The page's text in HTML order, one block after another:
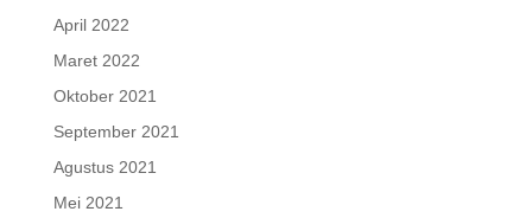
April 2022
Maret 2022
Oktober 2021
September 2021
Agustus 2021
Mei 2021